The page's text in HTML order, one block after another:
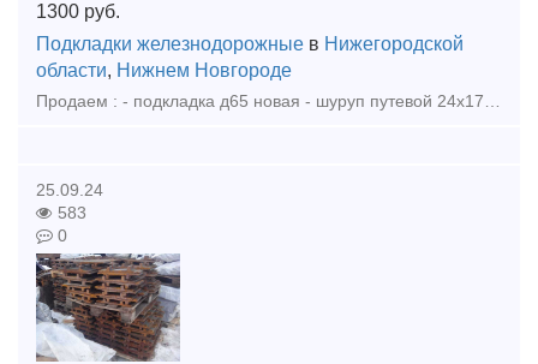
1300 руб.
Подкладки железнодорожные в Нижегородской
области, Нижнем Новгороде
Продаем : - подкладка д65 новая - шуруп путевой 24х170 новый - рельсы р65 12,5м новые 2017г Цена договорная. тел. +79302110210 watsapp тел. +79302110210 telegram ( @vsp696 ) тел. +7930211
25.09.24
583
0